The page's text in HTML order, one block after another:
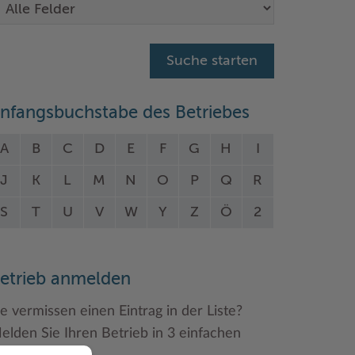
des Betriebes
A B C D E F G H
J K L M N O P Q R
S T U V W Y Z Ö 2
anmelden
vermissen einen Eintrag in der Liste?
Sie Ihren Betrieb in 3 einfachen